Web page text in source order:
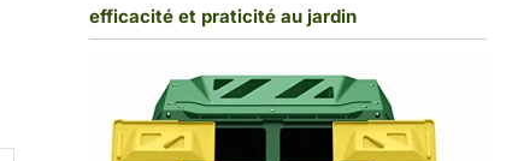
efficacité et praticité au jardin